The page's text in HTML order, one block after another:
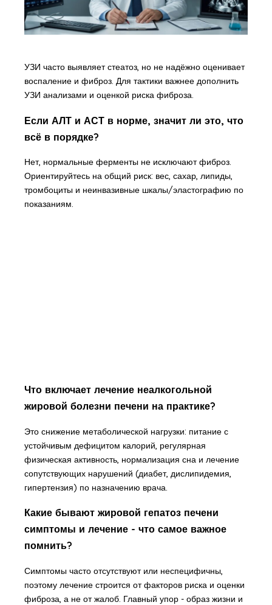
УЗИ часто выявляет стеатоз, но не надёжно оценивает
воспаление и фиброз. Для тактики важнее дополнить
УЗИ анализами и оценкой риска фиброза.
Если АЛТ и АСТ в норме, значит ли это, что
всё в порядке?
Нет, нормальные ферменты не исключают фиброз.
Ориентируйтесь на общий риск: вес, сахар, липиды,
тромбоциты и неинвазивные шкалы/эластографию по
показаниям.
Что включает лечение неалкогольной
жировой болезни печени на практике?
Это снижение метаболической нагрузки: питание с
устойчивым дефицитом калорий, регулярная
физическая активность, нормализация сна и лечение
сопутствующих нарушений (диабет, дислипидемия,
гипертензия) по назначению врача.
Какие бывают жировой гепатоз печени
симптомы и лечение - что самое важное
помнить?
Симптомы часто отсутствуют или неспецифичны,
поэтому лечение строится от факторов риска и оценки
фиброза, а не от жалоб. Главный упор - образ жизни и